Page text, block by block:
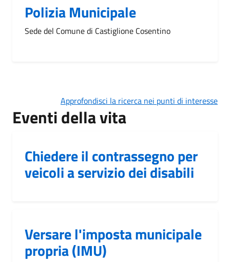
Polizia Municipale
Sede del Comune di Castiglione Cosentino
Approfondisci la ricerca nei punti di interesse
Eventi della vita
Chiedere il contrassegno per
veicoli a servizio dei disabili
Versare l'imposta municipale
propria (IMU)